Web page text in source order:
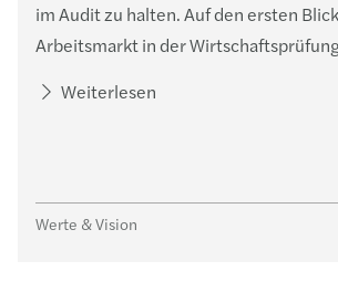
im Audit zu halten. Auf den ersten
Arbeitsmarkt in der
Weiterlesen
Werte & Vision